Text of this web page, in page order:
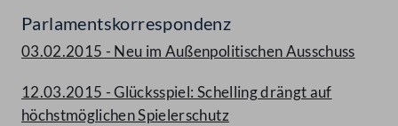
Parlamentskorrespondenz
03.02.2015 - Neu im Außenpolitischen Ausschuss
12.03.2015 - Glücksspiel: Schelling drängt auf
höchstmöglichen Spielerschutz